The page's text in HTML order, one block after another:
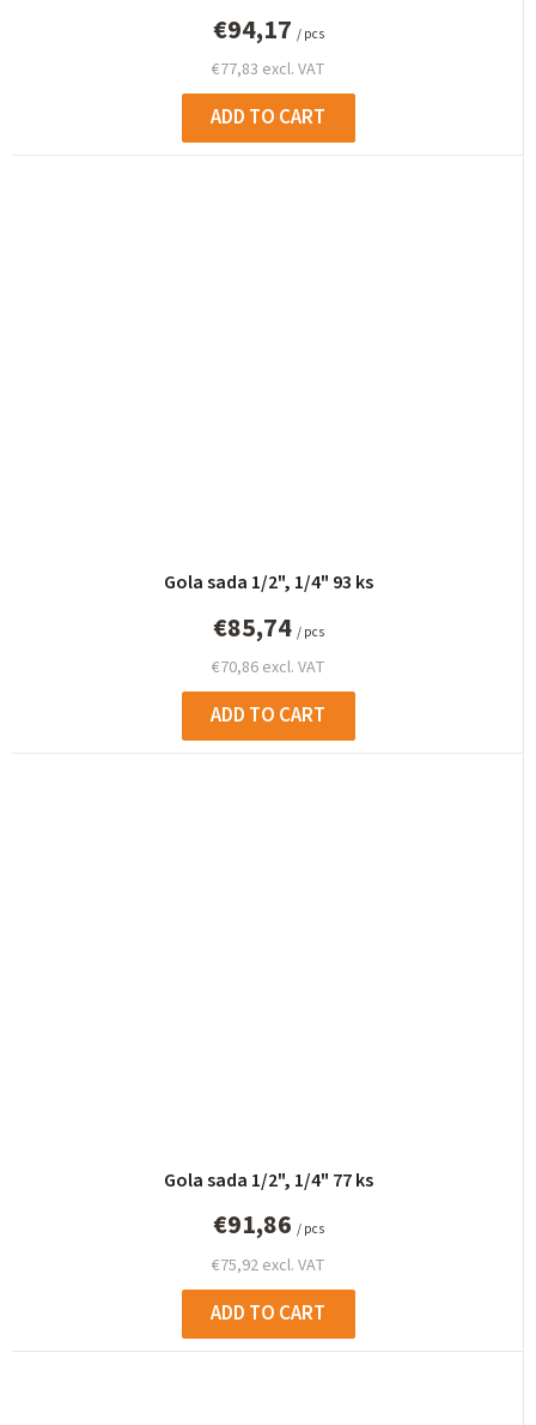
€77,83 excl. VAT
€94,17 / pcs
ADD TO CART
Gola sada 1/2", 1/4" 93 ks
€70,86 excl. VAT
€85,74 / pcs
ADD TO CART
Gola sada 1/2", 1/4" 77 ks
€75,92 excl. VAT
€91,86 / pcs
ADD TO CART